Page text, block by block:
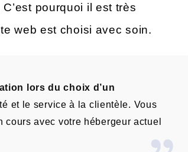
pourquoi il est très
web est choisi avec soin.
lors du choix d’un
et le service à la clientèle. Vous
avec votre hébergeur actuel